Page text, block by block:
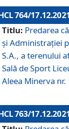
764/17.12.2021
Titlu: Predarea
și Administrației
S.A., a terenului
Sală de Sport
Aleea Minerva
763/17.12.2021